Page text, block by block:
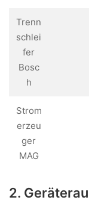
Trenn
schlei
fer
Bosc
h
Strom
erzeu
ger
MAG
2.